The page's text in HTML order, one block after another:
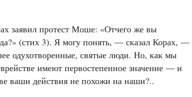
заявил протест Моше: «Отчего же вы
(стих 3). Я могу понять, — сказал Корах, —
одухотворенные, святые люди. Но, как мы
имеют первостепенное значение — и
ваши действия не похожи на наши?..